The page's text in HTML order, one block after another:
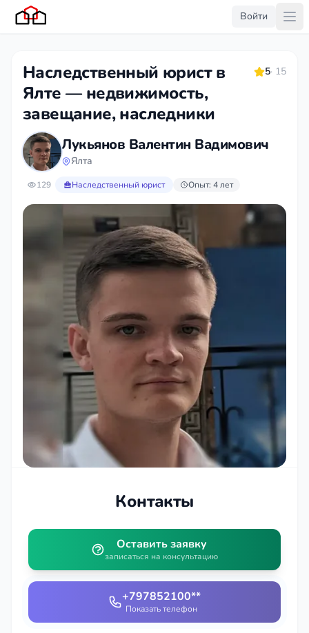
Войти
Наследственный юрист в
Ялте — недвижимость,
завещание, наследники
5· 15
Лукьянов Валентин Вадимович
Ялта
129 Наследственный юрист Опыт: 4 лет
Контакты
Оставить заявку
записаться на консультацию
+797852100**
Показать телефон